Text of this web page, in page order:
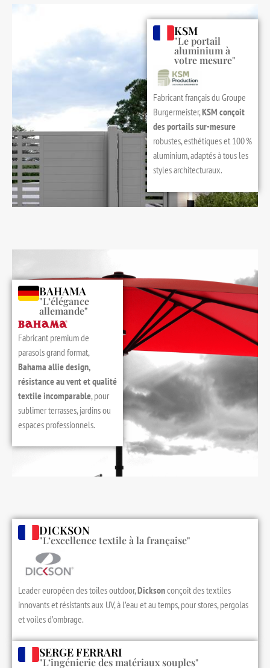
KSM
"Le portail
aluminium à
votre mesure"
Fabricant français du Groupe
Burgermeister,KSM conçoit
des portails sur-mesure
robustes, esthétiques et 100 %
aluminium, adaptés à tous les
styles architecturaux.
BAHAMA
"L’élégance
allemande"
Fabricant premium de
parasols grand format,
Bahama allie design,
résistance au vent et qualité
textile incomparable, pour
sublimer terrasses, jardins ou
espaces professionnels.
DICKSON
"L’excellence textile à la française"
Leader européen des toiles outdoor,Dicksonconçoit des textiles
innovants et résistants aux UV, à l’eau et au temps, pour stores, pergolas
et voiles d’ombrage.
SERGE FERRARI
"L’ingénierie des matériaux souples"